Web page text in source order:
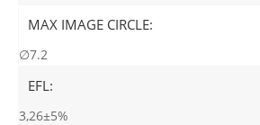
MAX IMAGE CIRCLE:
∅7.2
EFL:
3,26±5%